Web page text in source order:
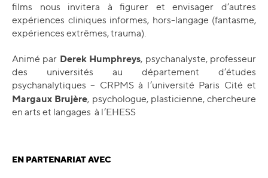
films nous invitera à figurer et envisager d’autres
expériences cliniques informes, hors-langage (fantasme,
expériences extrêmes, trauma).
Animé par Derek Humphreys, psychanalyste, professeur
des universités au département d’études
psychanalytiques – CRPMS à l’université Paris Cité et
Margaux Brujère, psychologue, plasticienne, chercheure
en arts et langages à l’EHESS
EN PARTENARIAT AVEC